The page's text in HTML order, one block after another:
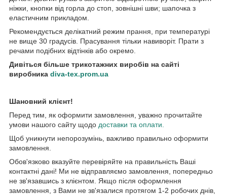
ніжки, кнопки від горла до стоп, зовнішні шви; шапочка з
еластичним прикладом.
Рекомендується делікатний режим прання, при температурі
не вище 30 градусів. Прасування тільки навиворіт. Прати з
речами подібних відтінків або окремо.
Дивіться більше трикотажних виробів на сайті
виробника diva-tex.prom.ua
Шановний клієнт!
Перед тим, як оформити замовлення, уважно прочитайте
умови нашого сайту щодо доставки та оплати.
Щоб уникнути непорозумінь, важливо правильно оформити
замовлення.
Обов'язково вказуйте перевіряйте на правильність Ваші
контактні дані! Ми не відправляємо замовлення, попередньо
не зв'язавшись з клієнтом. Якщо після оформлення
замовлення, з Вами не зв'язалися протягом 1-2 робочих днів,